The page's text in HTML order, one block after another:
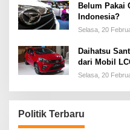
Belum Pakai
Indonesia?
Selasa, 20
Daihatsu
dari Mobil
Selasa, 20
Politik Terbaru